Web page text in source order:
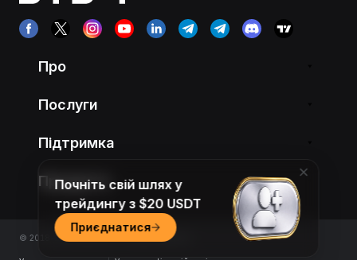
Про
Послуги
Підтримка
Продукти
© 2018-2026 Bybit.com. All rights reserved.
Почніть свій шлях у
трейдингу з $20 USDT
Приєднатися